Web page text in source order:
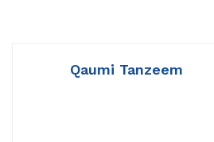
Qaumi Tanzeem